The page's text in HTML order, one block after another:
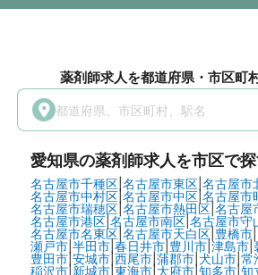
薬剤師求人を都道府県・市区町
愛知県の薬剤師求人を市区で
名古屋市千種区| 名古屋市東区| 名古屋市
名古屋市中村区|名古屋市中区|名古屋市
名古屋市瑞穂区|名古屋市熱田区| 名古屋
名古屋市港区| 名古屋市南区| 名古屋市守
名古屋市名東区| 名古屋市天白区| 豊橋市|
瀬戸市| 半田市| 春日井市| 豊川市| 津島市|
豊田市|安城市|西尾市| 蒲郡市| 犬山市| 常
稲沢市|新城市|東海市|大府市|知多市|知